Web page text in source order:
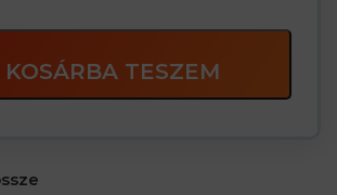
KOSÁRBA TESZEM